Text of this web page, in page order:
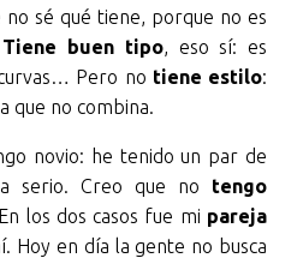
no sé qué tiene, porque no es
Tiene buen tipo, eso sí: es
Pero no tiene estilo:
que no combina.
novio: he tenido un par de
serio. Creo que no tengo
los dos casos fue mi pareja
Hoy en día la gente no busca